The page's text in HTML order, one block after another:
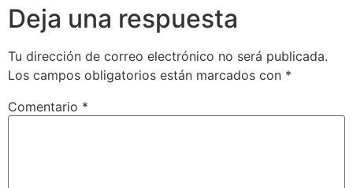
Deja una respuesta
Tu dirección de correo electrónico no será publicada.
Los campos obligatorios están marcados con *
Comentario *